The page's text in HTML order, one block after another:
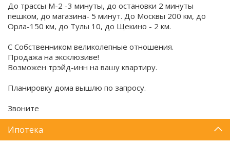
До трассы М-2 -3 минуты, до остановки 2 минуты
пешком, до магазина- 5 минут. До Москвы 200 км, до
Орла-150 км, до Тулы 10, до Щекино - 2 км.
С Собственником великолепные отношения.
Продажа на эксклюзиве!
Возможен трэйд-инн на вашу квартиру.
Планировку дома вышлю по запросу.
Звоните
Ипотека